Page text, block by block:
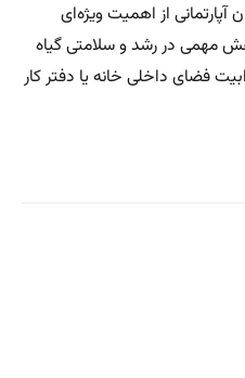
از اهمیت ویژه‌ای
مهمی در رشد و سلامتی گیاه
فضای داخلی خانه یا دفتر کار